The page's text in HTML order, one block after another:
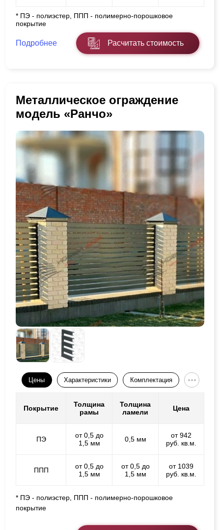
* ПЭ - полиэстер, ППП - полимерно-порошковое
покрытие
Подробнее Расчитать стоимость
Металлическое ограждение
модель «Ранчо»
Цены Характеристики Комплектация
Покрытие
Толщина
рамы
Толщина
ламели
Цена
ПЭ
от 0,5 до
1,5 мм
0,5 мм
от 942
руб. кв.м.
ППП
от 0,5 до
1,5 мм
от 0,5 до
1,5 мм
от 1039
руб. кв.м.
* ПЭ - полиэстер, ППП - полимерно-порошковое
покрытие